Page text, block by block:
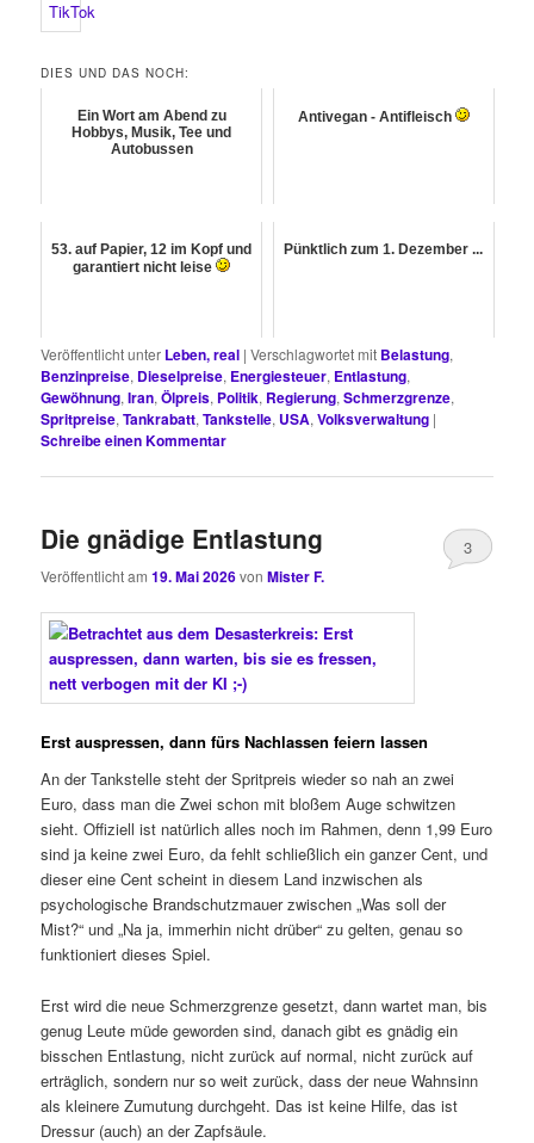
DIES UND DAS NOCH:
Ein Wort am Abend zu
Hobbys, Musik, Tee und
Autobussen
Antivegan - Antifleisch
53. auf Papier, 12 im Kopf und
garantiert nicht leise
Pünktlich zum 1. Dezember ...
Veröffentlicht unter Leben, real |Verschlagwortet mit Belastung,
Benzinpreise, Dieselpreise, Energiesteuer, Entlastung,
Gewöhnung,Iran,Ölpreis, Politik, Regierung,Schmerzgrenze,
Spritpreise,Tankrabatt,Tankstelle, USA,Volksverwaltung |
Schreibe einen Kommentar
Die gnädige Entlastung
Veröffentlicht am19. Mai 2026vonMister F.
3
Erst auspressen, dann fürs Nachlassen feiern lassen
An der Tankstelle steht der Spritpreis wieder so nah an zwei
Euro, dass man die Zwei schon mit bloßem Auge schwitzen
sieht. Offiziell ist natürlich alles noch im Rahmen, denn 1,99 Euro
sind ja keine zwei Euro, da fehlt schließlich ein ganzer Cent, und
dieser eine Cent scheint in diesem Land inzwischen als
psychologische Brandschutzmauer zwischen „Was soll der
Mist?“ und „Na ja, immerhin nicht drüber“ zu gelten, genau so
funktioniert dieses Spiel.
Erst wird die neue Schmerzgrenze gesetzt, dann wartet man, bis
genug Leute müde geworden sind, danach gibt es gnädig ein
bisschen Entlastung, nicht zurück auf normal, nicht zurück auf
erträglich, sondern nur so weit zurück, dass der neue Wahnsinn
als kleinere Zumutung durchgeht. Das ist keine Hilfe, das ist
Dressur (auch) an der Zapfsäule.